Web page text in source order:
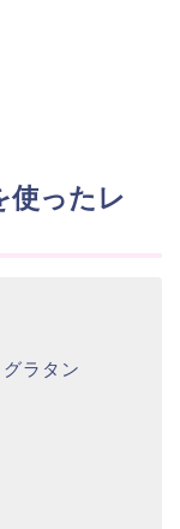
使ったレ
ラタン